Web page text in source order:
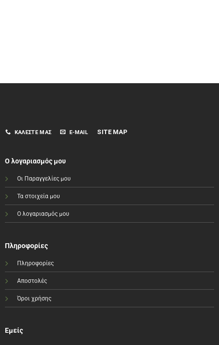
ΚΑΛΈΣΤΕ ΜΑΣ E-MAIL SITE MAP
Ο λογαριασμός μου
Οι Παραγγελίες μου
Τα στοιχεία μου
Ο λογαριασμός μου
Πληροφορίες
Πληροφορίες
Αποστολές
Όροι χρήσης
Εμείς